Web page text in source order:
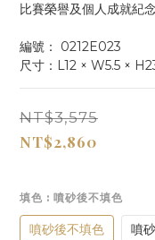
比賽榮譽及個人成就紀念
編號： 0212E023
尺寸：L12 × W5.5 ×
NT$3,575
NT$2,860
填色 : 噴砂後不填色
噴砂後不填色 噴